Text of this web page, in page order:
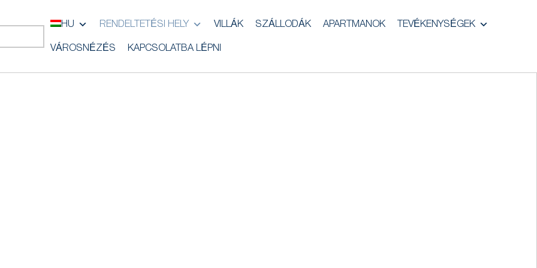
HU RENDELTETÉSI HELY VILLÁK SZÁLLODÁK APARTMANOK TEVÉKENYSÉGEK
VÁROSNÉZÉS KAPCSOLATBA LÉPNI